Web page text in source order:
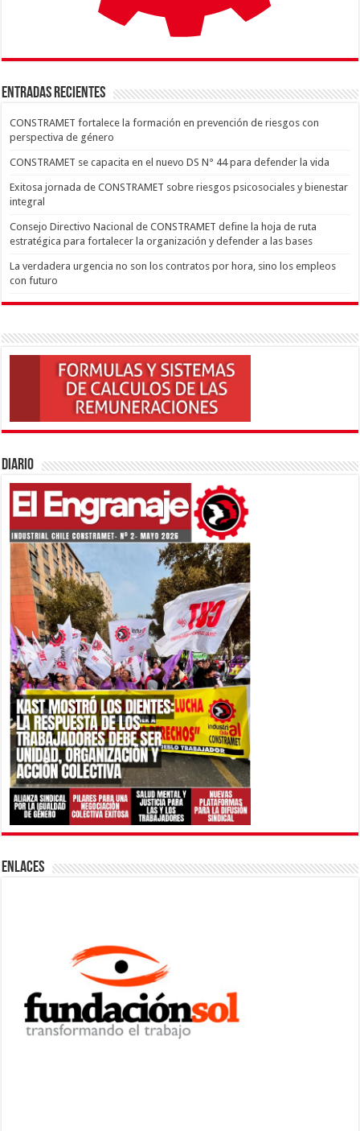
ENTRADAS RECIENTES
CONSTRAMET fortalece la formación en prevención de riesgos con
perspectiva de género
CONSTRAMET se capacita en el nuevo DS N° 44 para defender la vida
Exitosa jornada de CONSTRAMET sobre riesgos psicosociales y bienestar
integral
Consejo Directivo Nacional de CONSTRAMET define la hoja de ruta
estratégica para fortalecer la organización y defender a las bases
La verdadera urgencia no son los contratos por hora, sino los empleos
con futuro
Diario
ENLACES